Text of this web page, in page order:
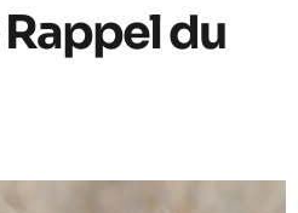
Rappel du